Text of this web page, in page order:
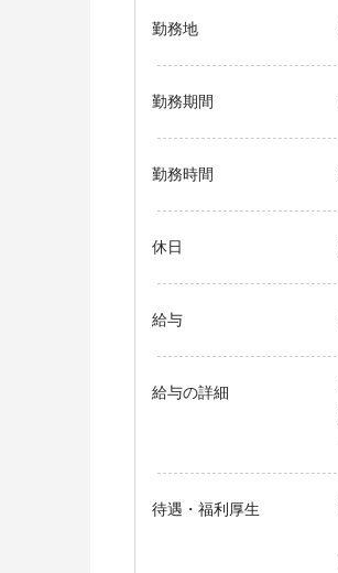
勤務地
勤務期間
勤務時間
休日
給与
給与の詳細
待遇・福利厚生